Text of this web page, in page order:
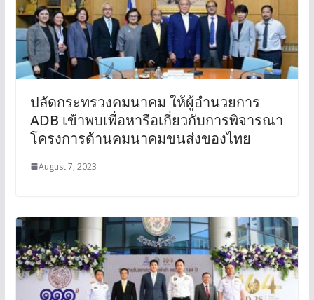
ปลัดกระทรวงคมนาคม ให้ผู้อำนวยการ
ADB เข้าพบเพื่อหารือเกี่ยวกับการพิจารณา
โครงการด้านคมนาคมขนส่งของไทย
August 7, 2023